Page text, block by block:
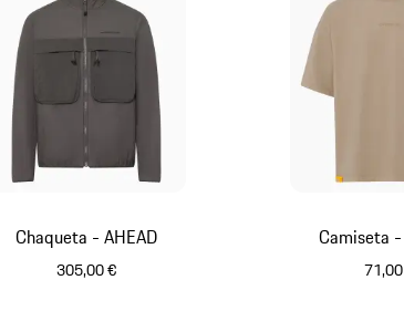
Chaqueta - AHEAD
305,00 €
Camiseta